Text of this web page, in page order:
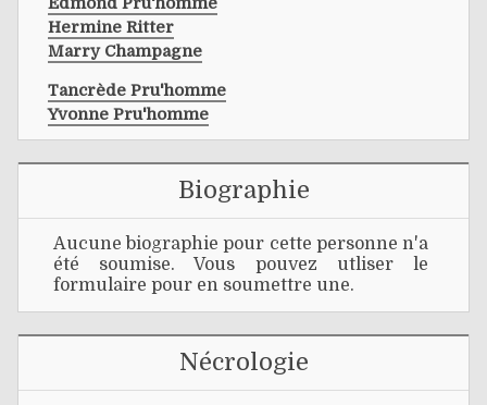
Hermine Ritter
Marry Champagne
Tancrède Pru'homme
Yvonne Pru'homme
Biographie
Aucune biographie pour cette personne n'a
été soumise. Vous pouvez utliser le
formulaire pour en soumettre une.
Nécrologie